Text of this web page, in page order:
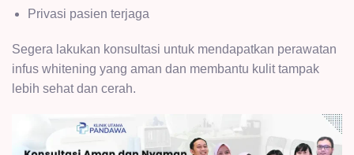
Privasi pasien terjaga
Segera lakukan konsultasi untuk mendapatkan perawatan
infus whitening yang aman dan membantu kulit tampak
lebih sehat dan cerah.